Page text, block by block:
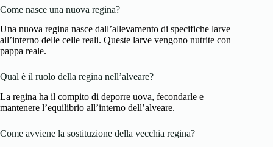
Come nasce una nuova regina?
Una nuova regina nasce dall’allevamento di specifiche larve
all’interno delle celle reali. Queste larve vengono nutrite con
pappa reale.
Qual è il ruolo della regina nell’alveare?
La regina ha il compito di deporre uova, fecondarle e
mantenere l’equilibrio all’interno dell’alveare.
Come avviene la sostituzione della vecchia regina?